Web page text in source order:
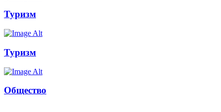
Туризм
Туризм
Общество